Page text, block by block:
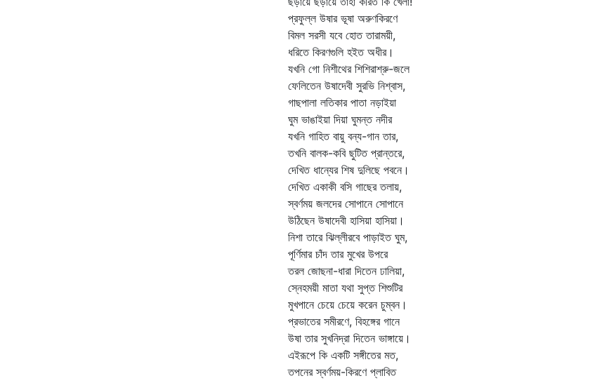
প্রফুল্ল উষার ভূষা অরুণকিরণে
বিমল সরসী যবে হোত তারাময়ী,
ধরিতে কিরণগুলি হইত অধীর।
যখনি গো নিশীথের শিশিরাশ্রু-জলে
ফেলিতেন উষাদেবী সুরভি নিশ্বাস,
গাছপালা লতিকার পাতা নড়াইয়া
ঘুম ভাঙাইয়া দিয়া ঘুমন্ত নদীর
যখনি গাহিত বায়ু বন্য-গান তার,
তখনি বালক-কবি ছুটিত প্রান্তরে,
দেখিত ধান্যের শিষ দুলিছে পবনে।
দেখিত একাকী বসি গাছের তলায়,
স্বর্ণময় জলদের সোপানে সোপানে
উঠিছেন উষাদেবী হাসিয়া হাসিয়া।
নিশা তারে ঝিল্লীরবে পাড়াইত ঘুম,
পূর্ণিমার চাঁদ তার মুখের উপরে
তরল জোছনা-ধারা দিতেন ঢালিয়া,
স্নেহময়ী মাতা যথা সুপ্ত শিশুটির
মুখপানে চেয়ে চেয়ে করেন চুম্বন।
প্রভাতের সমীরণে, বিহঙ্গের গানে
উষা তার সুখনিদ্রা দিতেন ভাঙ্গায়ে।
এইরূপে কি একটি সঙ্গীতের মত,
তপনের স্বর্ণময়-কিরণে প্লাবিত